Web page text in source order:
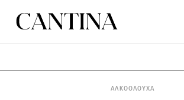
ΑΛΚΟΟΛΟΥΧΑ